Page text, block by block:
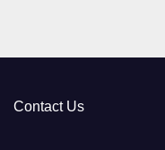
Contact Us